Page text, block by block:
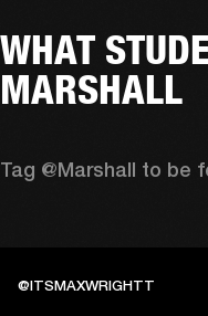
WHAT
MARSHALL
Tag @Marshall to be
@ITSMAXWRIGHTT